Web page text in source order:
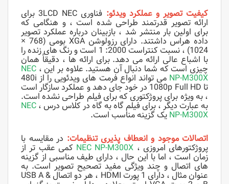
کیفیت تصویر و عملکرد ویدئو:
فناوری 3LCD NEC برای
ارائه تصویر قدرتمند طراحی شده است ، و هنگامی که
برای اولین بار منتشر شد ، بازبینان درباره عملکرد تصویر
داده هراس داشتند. دارای رزولوشن XGA بومی (768 ×
1024) ، نسبت کنتراست 2000: 1 است و رنگ های زنده را
با اشباع عالی ارائه می دهد. برای ارائه ها ، دقیقاً همان
چیزی است که شما دنبال آن هستید. علاوه بر این ، NEC
NP-M300X می تواند انواع فرمت های ویدئویی را از 480i
تا 1080p Full HD در خود جای دهد و عملکرد سازگار است
، به ویژه برای پروژکتوری که برای فیلم طراحی نشده است.
به عبارت دیگر ، برای فیلم گاه به گاه در کلاس درس ،NEC
NP-M300Xیک گزینه مناسب است.
اتصالات موجود و انعطاف پذیری تنظیمات: در مقایسه با
پروژکتورهای امروزی ، NEC NP-M300X کمی عقب تر از
زمان است ، اما با این حال ، دارای طیف مناسبی از گزینه
های اتصال و چند ویژگی مفید تصحیح تصویر است. به
عنوان مثال ، دارای 1 پورت HDMI ، هر دو اتصال USB A &